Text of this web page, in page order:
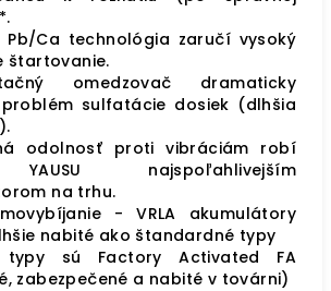
Pb/Ca technológia zaručí vysoký
štartovanie.
omedzovač dramaticky
sulfatácie dosiek (dlhšia
odolnosť proti vibráciám robí
najspoľahlivejším
na trhu.
- VRLA akumulátory
nabité ako štandardné typy
typy sú Factory Activated FA
zabezpečené a nabité v továrni)